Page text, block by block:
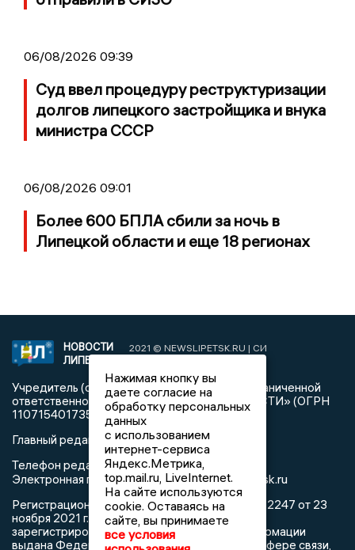
06/08/2026 09:39
Суд ввел процедуру реструктуризации
долгов липецкого застройщика и внука
министра СССР
06/08/2026 09:01
Более 600 БПЛА сбили за ночь в
Липецкой области и еще 18 регионах
НОВОСТИ
ЛИПЕЦКА
2021 © NEWSLIPETSK.RU | СИ
Учредитель (соучредители): Общество с ограниченной
ответственностью «РЕГИОНАЛЬНЫЕ НОВОСТИ» (ОГРН
1107154017354)
Главный редактор: Герцог Е.Г.
Телефон редакции: +7 903 699 9427
Электронная почта редакции:info@newslipetsk.ru
Регистрационный номер: серия Эл № ФС77-82247 от 23
ноября 2021 г. согласно выписке из реестра
зарегистрированных средств массовой информации
выдана Федеральной службой по надзору в сфере связи,
Нажимая кнопку вы
даете согласие на
обработку персональных
данных
с использованием
интернет-сервиса
Яндекс.Метрика,
top.mail.ru, LiveInternet.
На сайте используются
cookie. Оставаясь на
сайте, вы принимаете
все условия